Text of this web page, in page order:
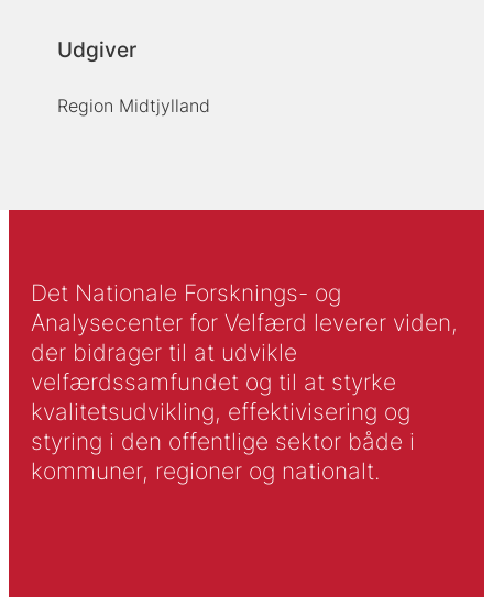
Udgiver
Region Midtjylland
Det Nationale Forsknings- og
Analysecenter for Velfærd leverer viden,
der bidrager til at udvikle
velfærdssamfundet og til at styrke
kvalitetsudvikling, effektivisering og
styring i den offentlige sektor både i
kommuner, regioner og nationalt.